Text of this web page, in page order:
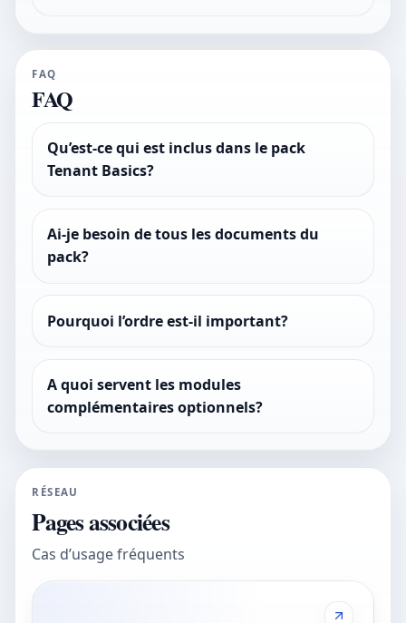
FAQ
FAQ
Qu’est-ce qui est inclus dans le pack
Tenant Basics?
Ai-je besoin de tous les documents du
pack?
Pourquoi l’ordre est-il important?
A quoi servent les modules
complémentaires optionnels?
RÉSEAU
Pages associées
Cas d’usage fréquents